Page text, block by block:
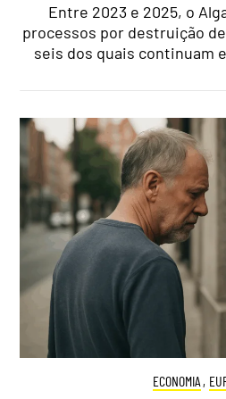
Entre 2023 e 2025, o
processos por destruição
seis dos quais continuam
ECONOMIA ,